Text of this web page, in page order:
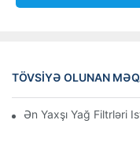
TÖVSIYƏ OLUNAN
Ən Yaxşı Yağ Filtrləri